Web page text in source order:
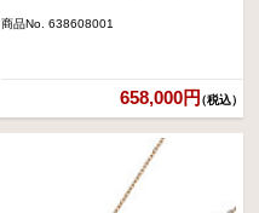
商品No. 638608001
658,000円（税込）